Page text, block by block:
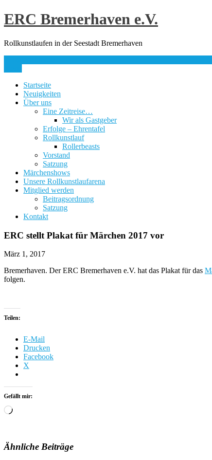
Skip
to
ERC Bremerhaven e.V.
Rollkunstlaufen in der Seestadt Bremerhaven
Startseite
Neuigkeiten
Über uns
Eine Zeitreise…
Wir als Gastgeber
Erfolge – Ehrentafel
Rollkunstlauf
Rollerbeasts
Vorstand
Satzung
Märchenshows
Unsere Rollkunstlaufarena
Mitglied werden
Beitragsordnung
Satzung
Kontakt
ERC stellt Plakat für Märchen 2017 vor
März 1, 2017
Bremerhaven. Der ERC Bremerhaven e.V. hat das Plakat für das
folgen.
Teilen:
E-Mail
Drucken
Facebook
X
Gefällt mir:
Wird
Ähnliche Beiträge